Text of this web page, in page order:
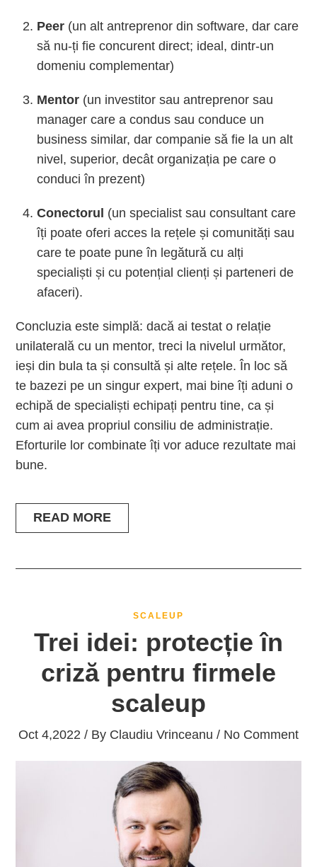
Peer (un alt antreprenor din software, dar care
să nu-ți fie concurent direct; ideal, dintr-un
domeniu complementar)
Mentor (un investitor sau antreprenor sau
manager care a condus sau conduce un
business similar, dar companie să fie la un alt
nivel, superior, decât organizația pe care o
conduci în prezent)
Conectorul (un specialist sau consultant care
îți poate oferi acces la rețele și comunități sau
care te poate pune în legătură cu alți
specialiști și cu potențial clienți și parteneri de
afaceri).
Concluzia este simplă: dacă ai testat o relație
unilaterală cu un mentor, treci la nivelul următor,
ieși din bula ta și consultă și alte rețele. În loc să
te bazezi pe un singur expert, mai bine îți aduni o
echipă de specialiști echipați pentru tine, ca și
cum ai avea propriul consiliu de administrație.
Eforturile lor combinate îți vor aduce rezultate mai
bune.
READ MORE
SCALEUP
Trei idei: protecție în
criză pentru firmele
scaleup
Oct 4,2022 / By Claudiu Vrinceanu / No Comment